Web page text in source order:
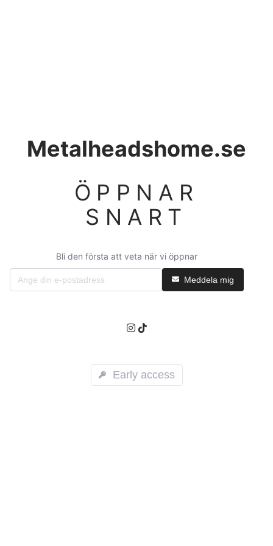
Metalheadshome.se
ÖPPNAR
SNART
Bli den första att veta när vi öppnar
Meddela mig
Early access